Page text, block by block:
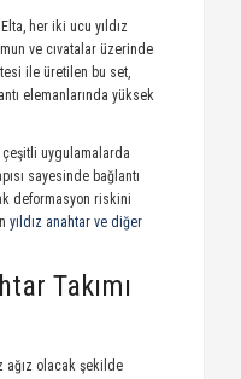
her iki ucu yıldız
ve cıvatalar üzerinde
ile üretilen bu set,
elemanlarında yüksek
uygulamalarda
sayesinde bağlantı
deformasyon riskini
yıldız anahtar ve diğer
Takımı
ağız olacak şekilde